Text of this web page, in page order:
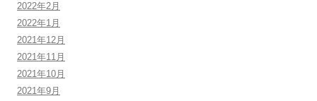
2022年2月
2022年1月
2021年12月
2021年11月
2021年10月
2021年9月